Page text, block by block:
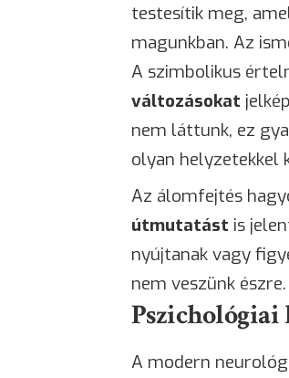
testesítik meg,
magunkban. Az
A szimbolikus
változásokat
nem láttunk, ez
olyan helyzetekkel
Az álomfejtés
útmutatást is
nyújtanak vagy
nem veszünk észre.
Pszichológiai
A modern